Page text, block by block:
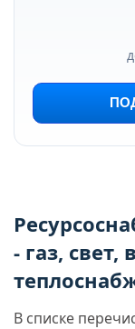
- газ,
В списке